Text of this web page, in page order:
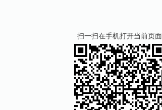
扫一扫在手机打开当前页面